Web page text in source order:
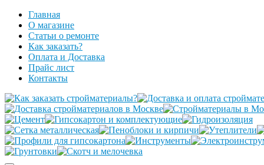
Главная
О магазине
Статьи о ремонте
Как заказать?
Оплата и Доставка
Прайс лист
Контакты